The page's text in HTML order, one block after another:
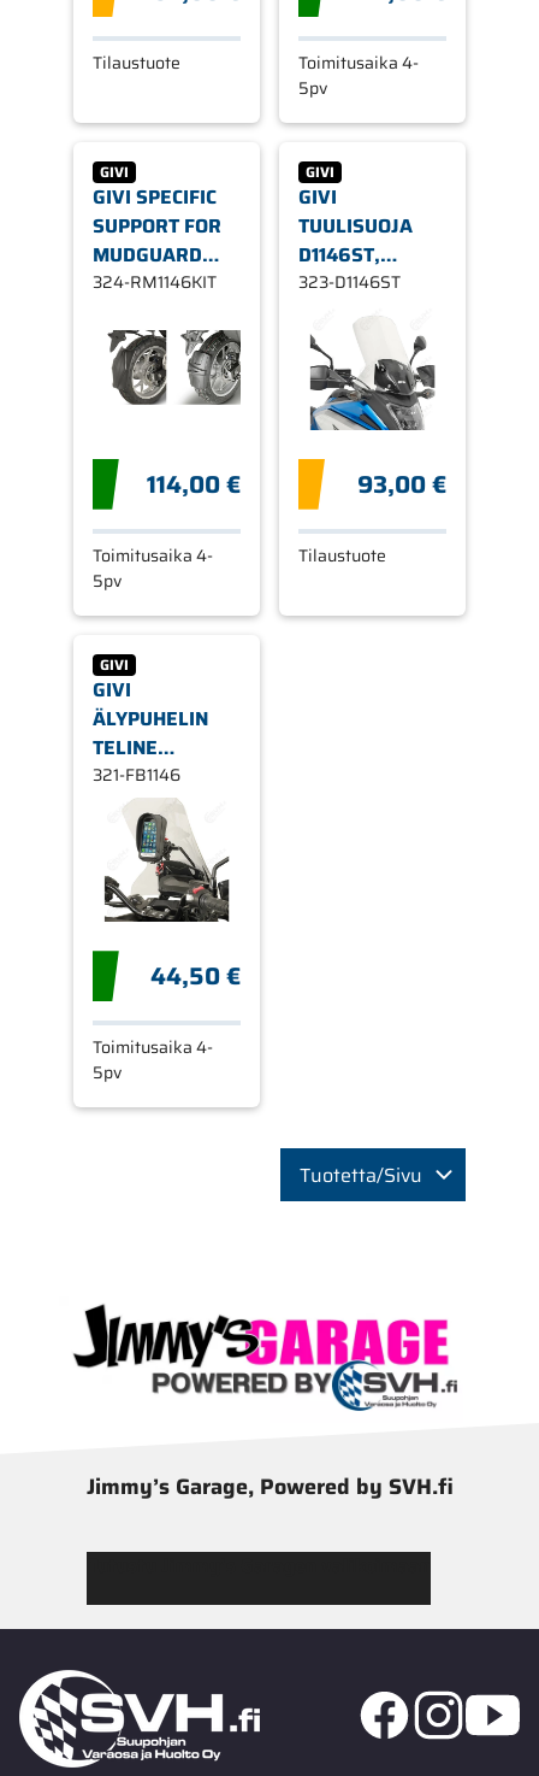
Tilaustuote
Toimitusaika 4-
5pv
GIVI
GIVI SPECIFIC
SUPPORT FOR
MUDGUARD
HONDA NC 750
324-RM1146KIT
114,00 €
Toimitusaika 4-
5pv
GIVI
GIVI
TUULISUOJA
D1146ST,
KIRKAS HONDA
NC750X 16-17
323-D1146ST
93,00 €
Tilaustuote
GIVI
GIVI
ÄLYPUHELIN
TELINE
TUULISUOJAN
TAAKSE FB1146,
HONDA NC750X
16-20
321-FB1146
44,50 €
Toimitusaika 4-
5pv
Tuotetta/Sivu
Jimmy’s Garage, Powered by SVH.fi